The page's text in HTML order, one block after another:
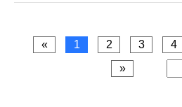
« 1 2 3 4
»